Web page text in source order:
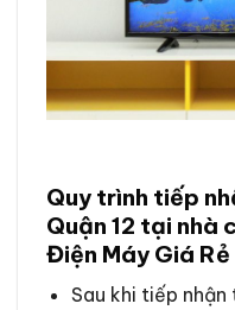
Quy trình tiếp
Quận 12 tại nhà
Điện Máy Giá Rẻ
Sau khi tiếp